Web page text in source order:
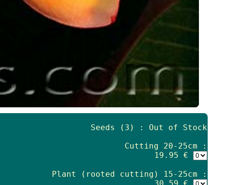
Seeds (3) : Out of Stock
Cutting 20-25cm :
19.95 €
Plant (rooted cutting) 15-25cm :